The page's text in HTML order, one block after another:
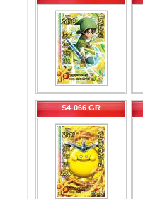
S4-066 GR